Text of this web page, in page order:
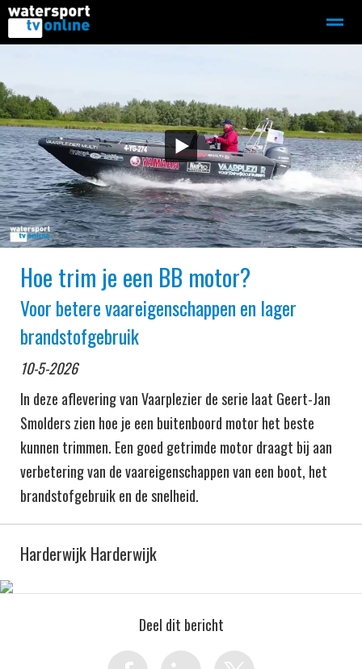
Home Contact Bellen Zoeken
Hoe trim je een BB motor?
Voor betere vaareigenschappen en lager
brandstofgebruik
10-5-2026
In deze aflevering van Vaarplezier de serie laat Geert-Jan
Smolders zien hoe je een buitenboord motor het beste
kunnen trimmen. Een goed getrimde motor draagt bij aan
verbetering van de vaareigenschappen van een boot, het
brandstofgebruik en de snelheid.
Harderwijk Harderwijk
Deel dit bericht